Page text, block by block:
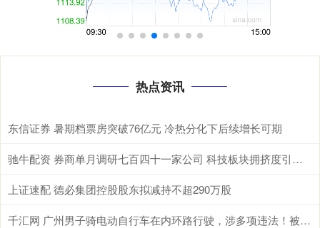
热点资讯
东信证券 暑期档票房突破76亿元 冷热分化下后续增长可期
驰牛配资 券商单月调研七百四十一家公司 科技板块拥挤度引发热议
上证速配 德必集团控股股东拟减持不超290万股
千汇网 广州男子骑电动自行车在内环路行驶，涉多项违法！被扣车罚款